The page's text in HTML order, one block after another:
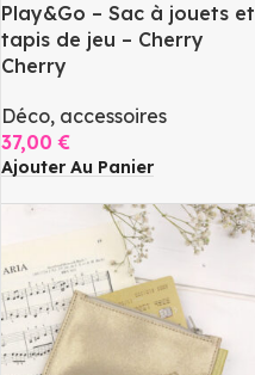
Play&Go – Sac à jouets et
tapis de jeu – Cherry
Cherry
Déco, accessoires
37,00€
Ajouter Au Panier